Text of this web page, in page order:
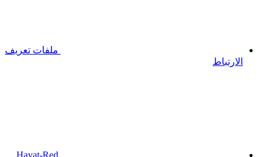
ملفات تعريف
الارتباط